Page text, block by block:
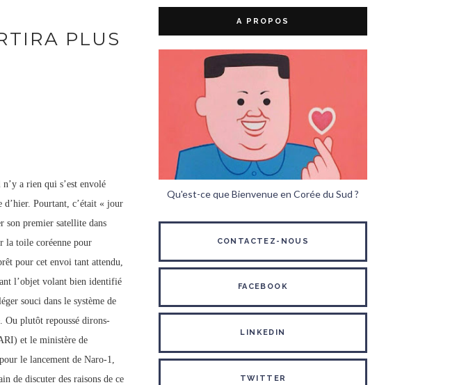
PLUS
a rien qui s’est envolé
d’hier. Pourtant, c’était « jour
son premier satellite dans
la toile coréenne pour
pour cet envoi tant attendu,
l’objet volant bien identifié
souci dans le système de
Ou plutôt repoussé dirons-
et le ministère de
le lancement de Naro-1,
de discuter des raisons de ce
A PROPOS
Qu'est-ce que Bienvenue en Corée du Sud ?
CONTACTEZ-NOUS
FACEBOOK
LINKEDIN
TWITTER